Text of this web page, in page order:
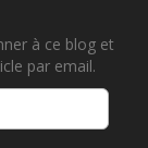
à ce blog et
par email.